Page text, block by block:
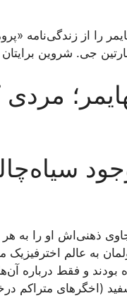
را از زندگی‌نامه
جی. شروین برایتان
ذهنی‌اش او را به
به عالم
و فقط درباره
(اخگر‌های متراکم